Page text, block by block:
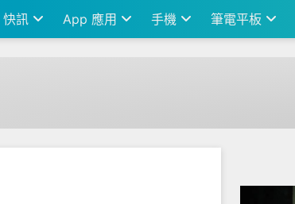
快訊 App 應用 手機 筆電平板